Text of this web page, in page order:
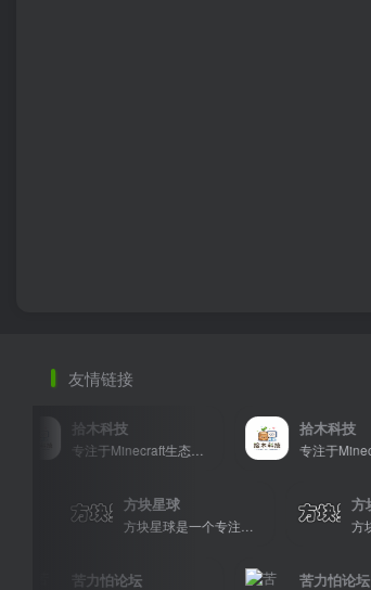
友情链接
拾木科技
专注于Minecraft生态建设
拾木科技
方块星球
苦力怕论坛 苦力怕论坛